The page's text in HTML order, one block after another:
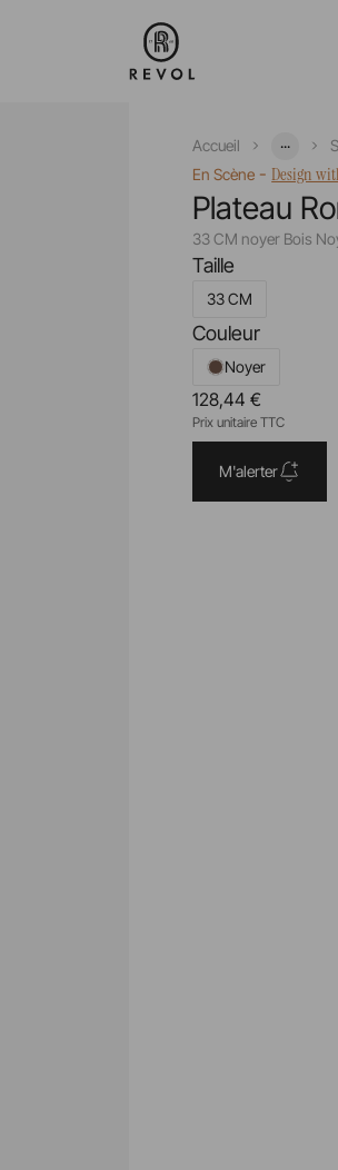
Accueil ...
En Scène -Design
Plateau
33 CM noyer Bois
Taille
33 CM
Couleur
Noyer
128,44 €
Prix unitaire TTC
M'alerter